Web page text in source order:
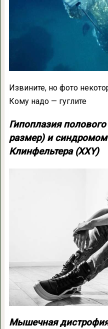
Извините, но фото
Кому надо — гуглите
Гипоплазия
размер) и синдромом
Клинфельтера (XXY)
Мышечная